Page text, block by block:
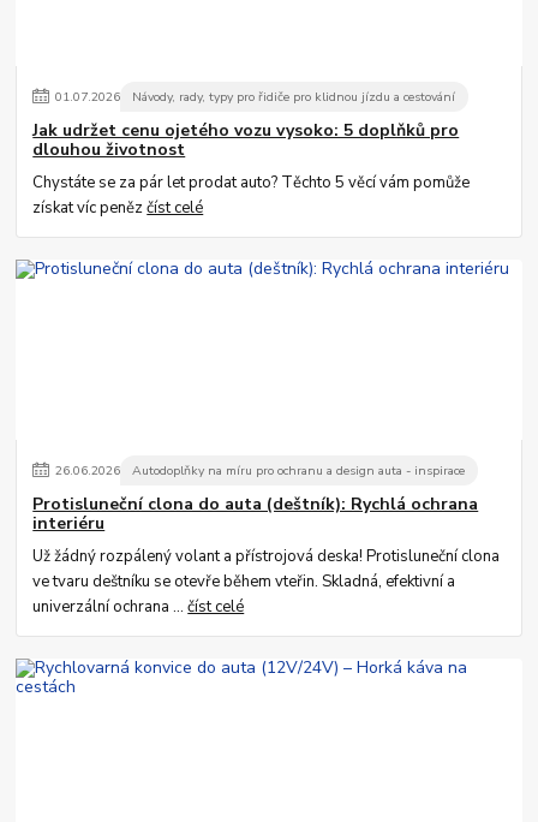
01.07.2026 Návody, rady, typy pro řidiče pro klidnou jízdu a cestování
Jak udržet cenu ojetého vozu vysoko: 5 doplňků pro
dlouhou životnost
Chystáte se za pár let prodat auto? Těchto 5 věcí vám pomůže
získat víc penězčíst celé
26.06.2026 Autodoplňky na míru pro ochranu a design auta - inspirace
Protisluneční clona do auta (deštník): Rychlá ochrana
interiéru
Už žádný rozpálený volant a přístrojová deska! Protisluneční clona
ve tvaru deštníku se otevře během vteřin. Skladná, efektivní a
univerzální ochrana ...číst celé